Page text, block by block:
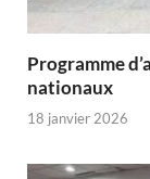
Programme
nationaux
18 janvier 2026